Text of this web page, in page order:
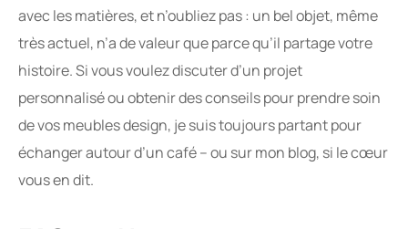
avec les matières, et n’oubliez pas : un bel objet, même
très actuel, n’a de valeur que parce qu’il partage votre
histoire. Si vous voulez discuter d’un projet
personnalisé ou obtenir des conseils pour prendre soin
de vos meubles design, je suis toujours partant pour
échanger autour d’un café – ou sur mon blog, si le cœur
vous en dit.